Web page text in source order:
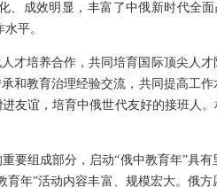
成效明显，丰富了中俄新时代全
平。
才培养合作，共同培育国际顶尖人
和教育治理经验交流，共同提高工
友谊，培育中俄世代友好的接班人
要组成部分，启动“俄中教育年”具
年”活动内容丰富、规模宏大。俄